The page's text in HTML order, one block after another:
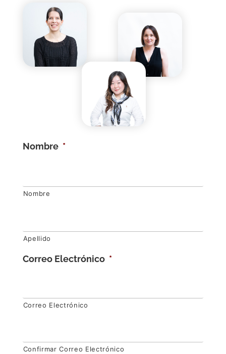
Nombre *
Nombre
Apellido
Correo Electrónico *
Correo Electrónico
Confirmar Correo Electrónico